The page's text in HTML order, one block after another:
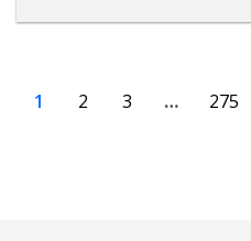
1 2 3 … 275